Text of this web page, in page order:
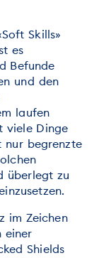
Skills»
es
Befunde
und den
laufen
viele Dinge
nur begrenzte
überlegt zu
im Zeichen
einer
Shields